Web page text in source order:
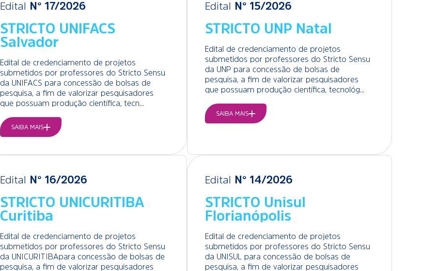
Edital N° 17/2026
STRICTO UNIFACS
Salvador
Edital de credenciamento de projetos
submetidos por professores do Stricto Sensu
da UNIFACS para concessão de bolsas de
pesquisa, a fim de valorizar pesquisadores
que possuam produção científica, tecn...
SAIBA MAIS
Edital N° 15/2026
STRICTO UNP Natal
Edital de credenciamento de projetos
submetidos por professores do Stricto Sensu
da UNP para concessão de bolsas de
pesquisa, a fim de valorizar pesquisadores
que possuam produção científica, tecnológ...
SAIBA MAIS
Edital N° 16/2026
STRICTO UNICURITIBA
Curitiba
Edital de credenciamento de projetos
submetidos por professores do Stricto Sensu
da UNICURITIBA para concessão de bolsas de
pesquisa, a fim de valorizar pesquisadores
Edital N° 14/2026
STRICTO Unisul
Florianópolis
Edital de credenciamento de projetos
submetidos por professores do Stricto Sensu
da UNISUL para concessão de bolsas de
pesquisa, a fim de valorizar pesquisadores